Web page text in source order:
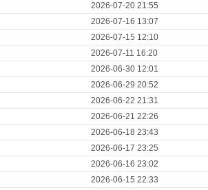
2026-07-20 21:55
2026-07-16 13:07
2026-07-15 12:10
2026-07-11 16:20
2026-06-30 12:01
2026-06-29 20:52
2026-06-22 21:31
2026-06-21 22:26
2026-06-18 23:43
2026-06-17 23:25
2026-06-16 23:02
2026-06-15 22:33